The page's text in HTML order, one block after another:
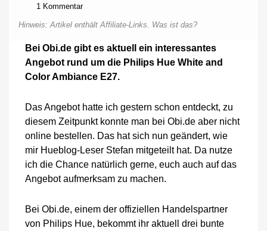
1 Kommentarzu
neue
Color
mit
ZigBee
für
90
Euro
Hinweis: Artikel enthält Affiliate-Links. Was ist das?
Bei Obi.de gibt es aktuell ein interessantes
Angebot rund um die Philips Hue White and
Color Ambiance E27.
Das Angebot hatte ich gestern schon entdeckt, zu
diesem Zeitpunkt konnte man bei Obi.de aber nicht
online bestellen. Das hat sich nun geändert, wie
mir Hueblog-Leser Stefan mitgeteilt hat. Da nutze
ich die Chance natürlich gerne, euch auch auf das
Angebot aufmerksam zu machen.
Bei Obi.de, einem der offiziellen Handelspartner
von Philips Hue, bekommt ihr aktuell drei bunte